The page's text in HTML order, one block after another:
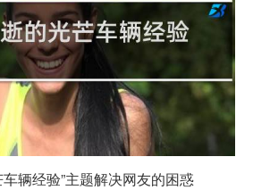
辆经验”主题解决网友的困惑